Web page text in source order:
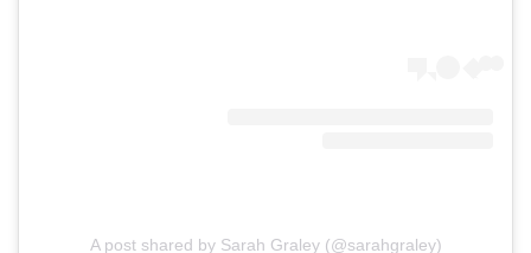
A post shared by Sarah Graley (@sarahgraley)